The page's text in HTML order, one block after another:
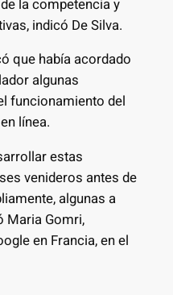
la competencia y
indicó De Silva.
que había acordado
algunas
funcionamiento del
línea.
estas
venideros antes de
algunas a
Maria Gomri,
en Francia, en el